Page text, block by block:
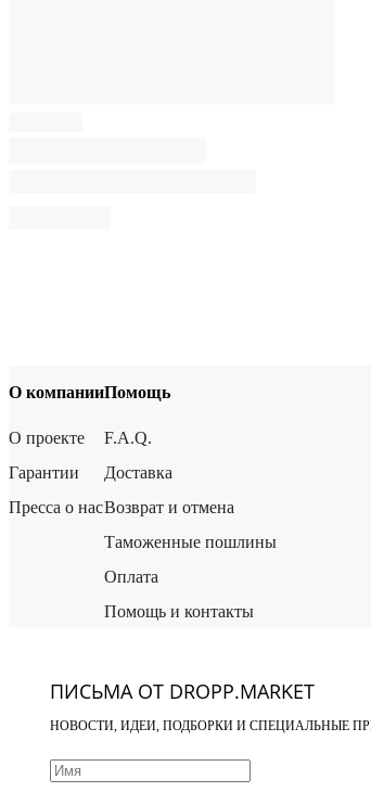
О компании
О проекте
Гарантии
Пресса о нас
Помощь
F.A.Q.
Доставка
Возврат и отмена
Таможенные пошлины
Оплата
Помощь и контакты
ПИСЬМА ОТ DROPP.MARKET
НОВОСТИ, ИДЕИ, ПОДБОРКИ И СПЕЦИАЛЬНЫЕ